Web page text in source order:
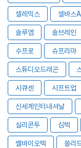
셀레믹스 셀바스AI
솔루엠 솔브레인
수프로 슈프리마
스튜디오드래곤
시큐센 시프트업
신세계인터내셔날
실리콘투 심텍
쎌바이오텍 쏠리